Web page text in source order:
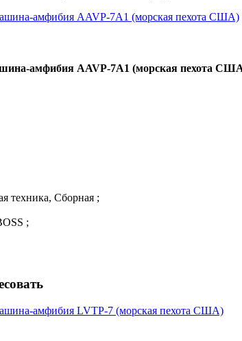
амфибия AAVP-7A1 (морская пехота
техника, Сборная ;
;